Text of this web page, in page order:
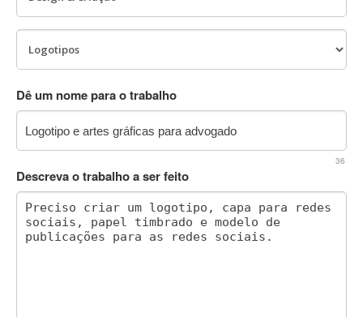
Dê um nome para o trabalho
36
Descreva o trabalho a ser feito